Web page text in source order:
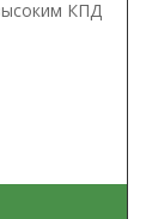
КПД